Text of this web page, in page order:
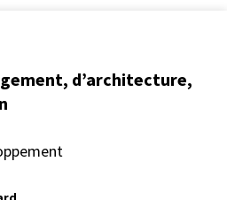
d’architecture,